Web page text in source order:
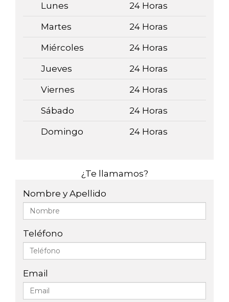
Lunes 24 Horas
Martes 24 Horas
Miércoles 24 Horas
Jueves 24 Horas
Viernes 24 Horas
Sábado 24 Horas
Domingo 24 Horas
¿Te llamamos?
Nombre y Apellido
Teléfono
Email